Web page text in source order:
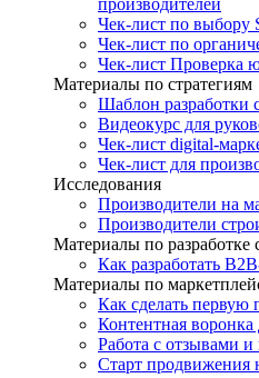
производителей
Чек-лист по выбору
Чек-лист по
Чек-лист Проверка
Материалы по стратегиям
Шаблон разработки
Видеокурс для
Чек-лист digital-
Чек-лист для
Исследования
Производители на
Производители
Материалы по разработке
Как разработать
Материалы по
Как сделать первую
Контентная воронка
Работа с отзывами
Старт продвижения